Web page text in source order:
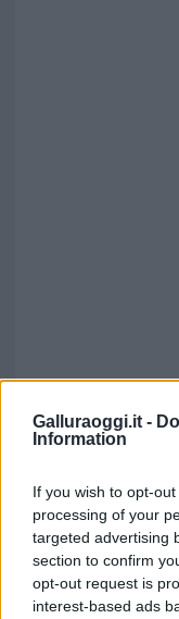
Galluraoggi.it -
Information
If you wish to opt-
processing of your
targeted advertising
section to confirm
opt-out request is
interest-based ads
Vuoi